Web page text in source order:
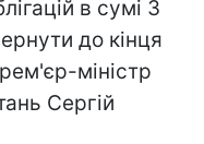
в сумі 3
до кінця
міністр
Сергій